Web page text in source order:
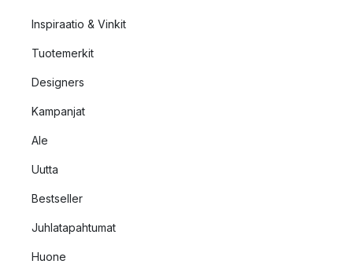
Inspiraatio & Vinkit
Tuotemerkit
Designers
Kampanjat
Ale
Uutta
Bestseller
Juhlatapahtumat
Huone